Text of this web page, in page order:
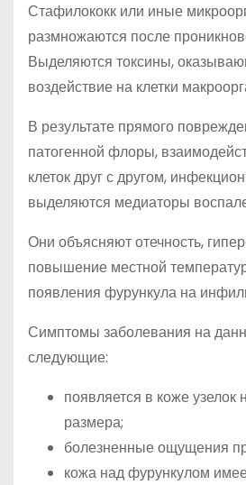
Стафилококк или иные
размножаются после
Выделяются токсины,
воздействие на клетки
В результате прямого
патогенной флоры,
клеток друг с другом,
выделяются медиаторы
Они объясняют отечность,
повышение местной
появления фурункула на
Симптомы заболевания на
следующие:
появляется в коже узелок
размера;
болезненные ощущения
кожа над фурункулом